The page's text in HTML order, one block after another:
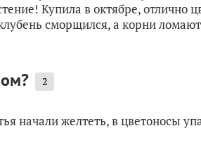
Купила в октябре, отлично
сморщился, а корни
2
начали желтеть, в цветоносы